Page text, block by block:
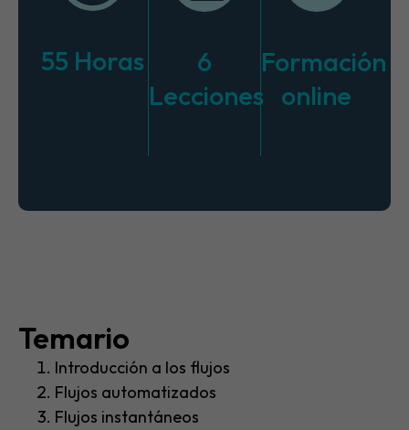
55 Horas
6
Lecciones
Formación
online
Temario​
Introducción a los flujos
Flujos automatizados
Flujos instantáneos